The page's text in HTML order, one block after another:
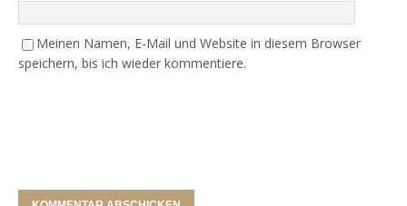
Meinen Namen, E-Mail und Website in diesem Browser
speichern, bis ich wieder kommentiere.